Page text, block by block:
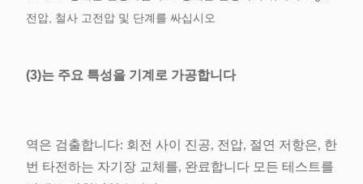
전압, 철사 고전압 및 단계를 싸십시오
(3)는 주요 특성을 기계로 가공합니다
역은 검출합니다: 회전 사이 진공, 전압, 절연 저항은, 한
번 타전하는 자기장 교체를, 완료합니다 모든 테스트를